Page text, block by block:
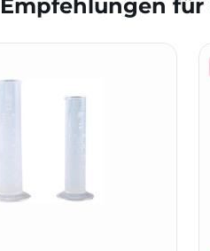
für